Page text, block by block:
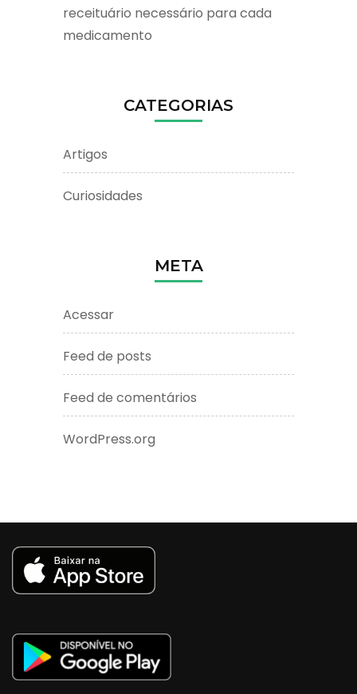
receituário necessário para cada
medicamento
CATEGORIAS
Artigos
Curiosidades
META
Acessar
Feed de posts
Feed de comentários
WordPress.org